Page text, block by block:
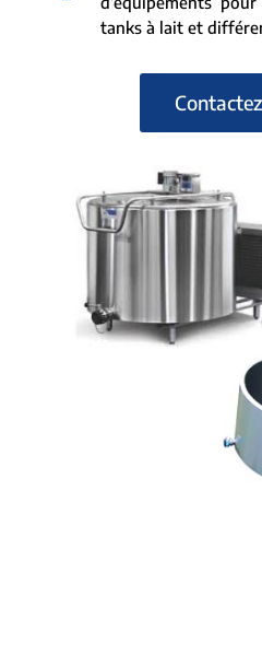
tanks à lait et